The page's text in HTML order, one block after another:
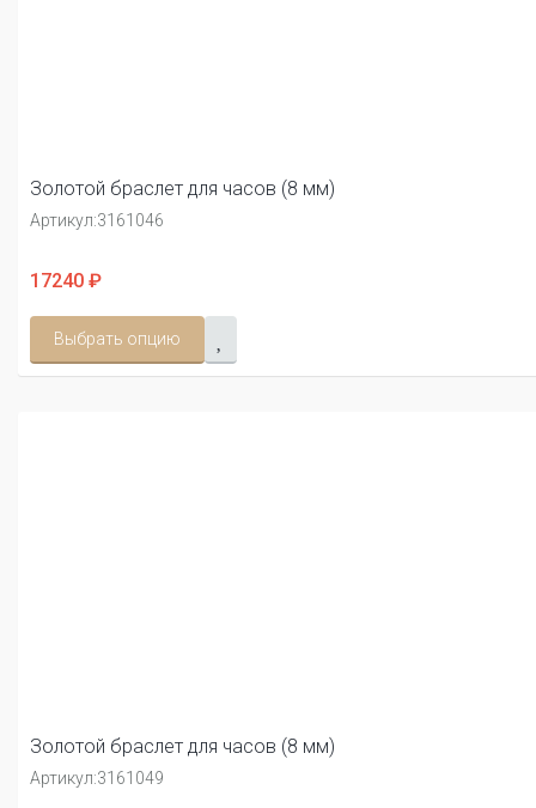
Золотой браслет для часов (8 мм)
Артикул:3161046
17240 ₽
Выбрать опцию
Золотой браслет для часов (8 мм)
Артикул:3161049